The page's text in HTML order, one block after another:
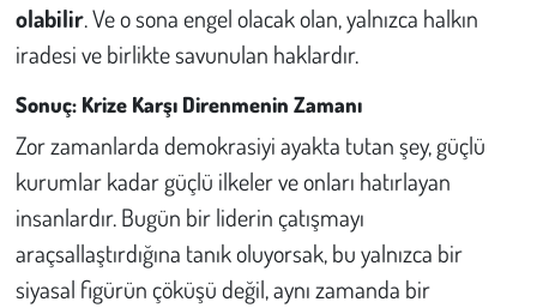
olabilir. Ve o sona engel olacak olan, yalnızca halkın
iradesi ve birlikte savunulan haklardır.
Sonuç: Krize Karşı Direnmenin Zamanı
Zor zamanlarda demokrasiyi ayakta tutan şey, güçlü
kurumlar kadar güçlü ilkeler ve onları hatırlayan
insanlardır. Bugün bir liderin çatışmayı
araçsallaştırdığına tanık oluyorsak, bu yalnızca bir
siyasal figürün çöküşü değil, aynı zamanda bir